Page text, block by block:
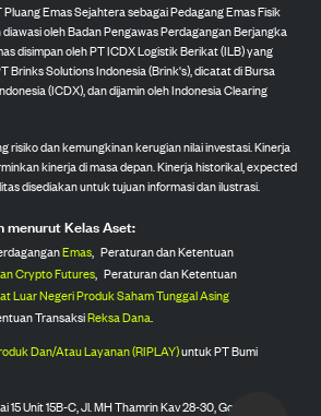
Pluang Emas Sejahtera sebagai Pedagang Emas Fisik
oleh Badan Pengawas Perdagangan Berjangka
disimpan oleh PT ICDX Logistik Berikat (ILB) yang
Brinks Solutions Indonesia (Brink's), dicatat di Bursa
(ICDX), dan dijamin oleh Indonesia Clearing
risiko dan kemungkinan kerugian nilai investasi. Kinerja
kinerja di masa depan. Kinerja historikal, expected
disediakan untuk tujuan informasi dan ilustrasi.
menurut Kelas Aset:
Emas, Peraturan dan Ketentuan
Crypto Futures, Peraturan dan Ketentuan
Luar Negeri Produk Saham Tunggal Asing
TransaksiReksa Dana.
Dan/Atau Layanan (RIPLAY)untuk PT Bumi
Unit 15B-C, Jl. MH Thamrin Kav 28-30, Gondangdia,